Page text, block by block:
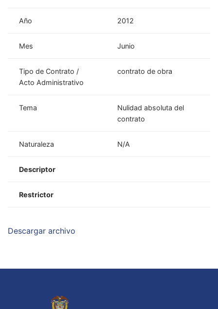
Año 2012
Mes Junio
Tipo de Contrato /
Acto Administrativo
contrato de obra
Tema
Nulidad absoluta del
contrato
Naturaleza N/A
Descriptor
Restrictor
Descargar archivo